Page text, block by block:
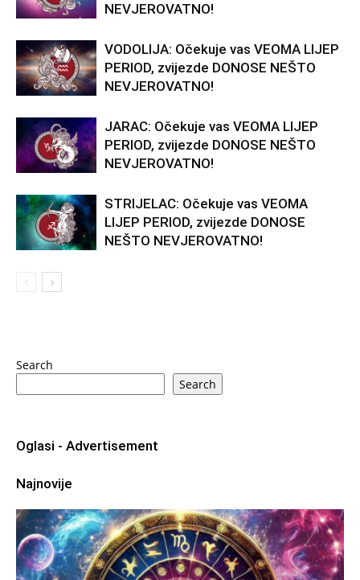
NEVJEROVATNO!
VODOLIJA: Očekuje vas VEOMA LIJEP
PERIOD, zvijezde DONOSE NEŠTO
NEVJEROVATNO!
JARAC: Očekuje vas VEOMA LIJEP
PERIOD, zvijezde DONOSE NEŠTO
NEVJEROVATNO!
STRIJELAC: Očekuje vas VEOMA
LIJEP PERIOD, zvijezde DONOSE
NEŠTO NEVJEROVATNO!
Search
Search
Oglasi - Advertisement
Najnovije